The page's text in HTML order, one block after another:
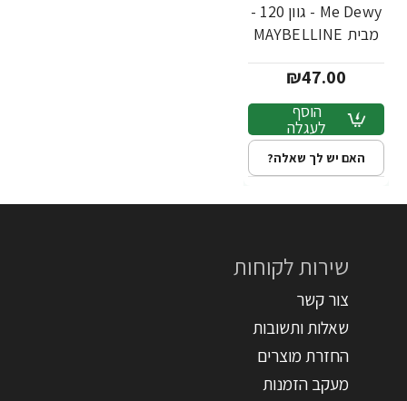
Me Dewy - גוון 120 -
מבית MAYBELLINE
₪47.00
הוסף
לעגלה
האם יש לך שאלה?
שירות לקוחות
צור קשר
שאלות ותשובות
החזרת מוצרים
מעקב הזמנות